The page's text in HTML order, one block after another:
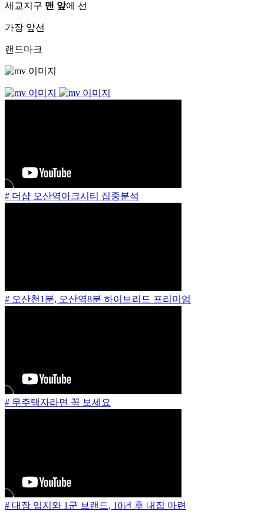
세교지구 맨 앞에 선
가장 앞선
랜드마크
# 더샵 오산역아크시티 집중분석
# 오산천1분, 오산역8분 하이브리드 프리미엄
# 무주택자라면 꼭 보세요
# 대장 입지와 1군 브랜드, 10년 후 내집 마련